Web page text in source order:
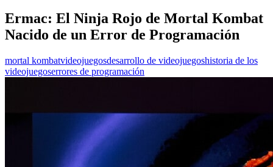
Ermac: El Ninja Rojo de Mortal Kombat
Nacido de un Error de Programación
mortal kombatvideojuegosdesarrollo de videojuegoshistoria de los
videojuegoserrores de programación